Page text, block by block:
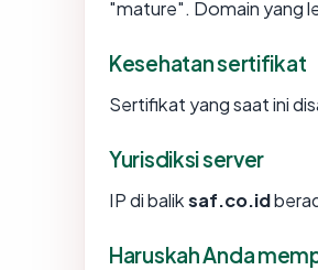
"mature". Domain yang
Kesehatan sertifikat
Sertifikat yang saat ini
Yurisdiksi server
IP di baliksaf.co.id
Haruskah Anda